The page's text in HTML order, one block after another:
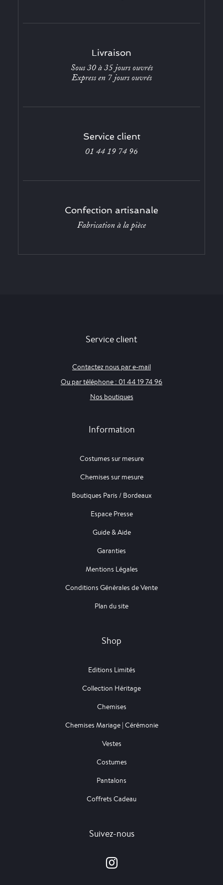
Livraison
Sous 30 à 35 jours ouvrés
Express en 7 jours ouvrés
Service client
01 44 19 74 96
Confection artisanale
Fabrication à la pièce
Service client
Contactez nous par e-mail
Ou par téléphone : 01 44 19 74 96
Nos boutiques
Information
Costumes sur mesure
Chemises sur mesure
Boutiques Paris / Bordeaux
Espace Presse
Guide & Aide
Garanties
Mentions Légales
Conditions Générales de Vente
Plan du site
Shop
Editions Limités
Collection Héritage
Chemises
Chemises Mariage | Cérémonie
Vestes
Costumes
Pantalons
Coffrets Cadeau
Suivez-nous